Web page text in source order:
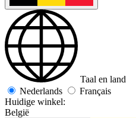
Taal en land
Nederlands
Français
Huidige winkel:
België